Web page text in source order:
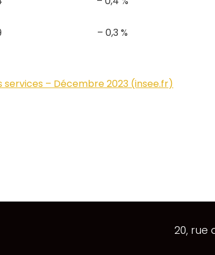
– 0,3 %
– Décembre 2023 (insee.fr)
Principale
20, rue